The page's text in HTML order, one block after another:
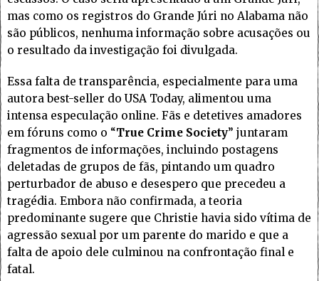
mas como os registros do Grande Júri no Alabama não
são públicos, nenhuma informação sobre acusações ou
o resultado da investigação foi divulgada.
Essa falta de transparência, especialmente para uma
autora best-seller do USA Today, alimentou uma
intensa especulação online. Fãs e detetives amadores
em fóruns como o “True Crime Society” juntaram
fragmentos de informações, incluindo postagens
deletadas de grupos de fãs, pintando um quadro
perturbador de abuso e desespero que precedeu a
tragédia. Embora não confirmada, a teoria
predominante sugere que Christie havia sido vítima de
agressão sexual por um parente do marido e que a
falta de apoio dele culminou na confrontação final e
fatal.